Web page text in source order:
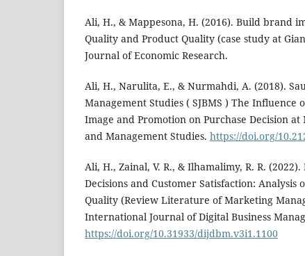
Ali, H., & Mappesona, H. (2016). Build brand
Quality and Product Quality (case study at
Journal of Economic Research.
Ali, H., Narulita, E., & Nurmahdi, A. (2018).
Management Studies ( SJBMS ) The Influence
Image and Promotion on Purchase Decision at
and Management Studies. https://doi.org/
Ali, H., Zainal, V. R., & Ilhamalimy, R. R.
Decisions and Customer Satisfaction: Analysis
Quality (Review Literature of Marketing
International Journal of Digital Business
https://doi.org/10.31933/dijdbm.v3i1.1100